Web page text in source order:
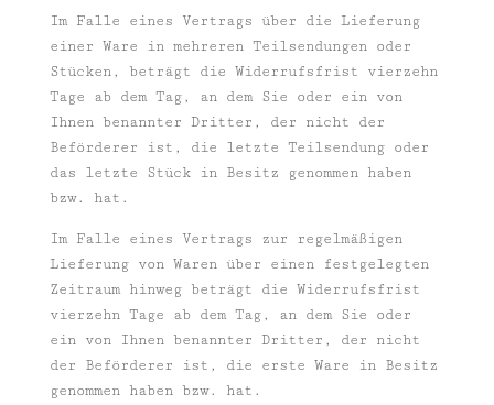
Im Falle eines Vertrags über die Lieferung
einer Ware in mehreren Teilsendungen oder
Stücken, beträgt die Widerrufsfrist vierzehn
Tage ab dem Tag, an dem Sie oder ein von
Ihnen benannter Dritter, der nicht der
Beförderer ist, die letzte Teilsendung oder
das letzte Stück in Besitz genommen haben
bzw. hat.
Im Falle eines Vertrags zur regelmäßigen
Lieferung von Waren über einen festgelegten
Zeitraum hinweg beträgt die Widerrufsfrist
vierzehn Tage ab dem Tag, an dem Sie oder
ein von Ihnen benannter Dritter, der nicht
der Beförderer ist, die erste Ware in Besitz
genommen haben bzw. hat.